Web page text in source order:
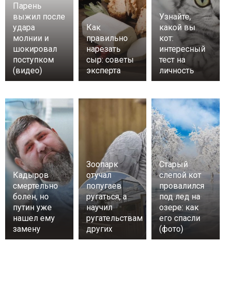
Парень
выжил после
удара
молнии и
шокировал
поступком
(видео)
Как
правильно
нарезать
сыр: советы
эксперта
Узнайте,
какой вы
кот:
интересный
тест на
личность
Кадыров
смертельно
болен, но
путин уже
нашел ему
замену
Зоопарк
отучал
попугаев
ругаться, а
научил
ругательствам
других
Старый
слепой кот
провалился
под лед на
озере: как
его спасли
(фото)